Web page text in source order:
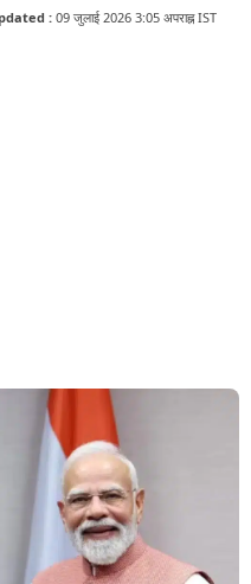
: 09 जुलाई 2026 3:05 अपराह्न IST